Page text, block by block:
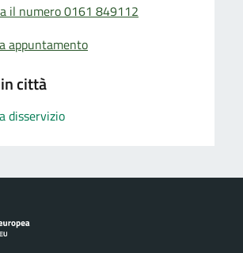
il numero 0161 849112
appuntamento
città
disservizio